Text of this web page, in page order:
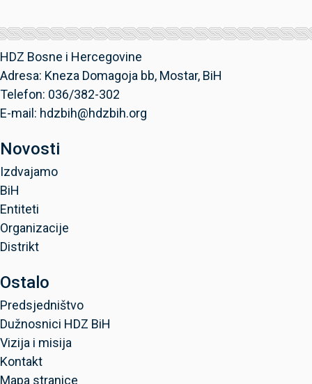
HDZ Bosne i Hercegovine
Adresa: Kneza Domagoja bb, Mostar, BiH
Telefon: 036/382-302
E-mail: hdzbih@hdzbih.org
Novosti
Izdvajamo
BiH
Entiteti
Organizacije
Distrikt
Ostalo
Predsjedništvo
Dužnosnici HDZ BiH
Vizija i misija
Kontakt
Mapa stranice